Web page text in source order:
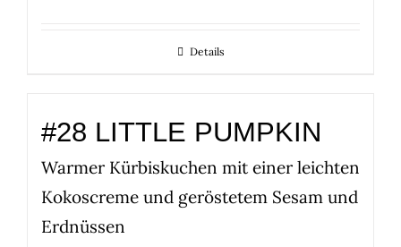
Details
#28 LITTLE PUMPKIN
Warmer Kürbiskuchen mit einer leichten
Kokoscreme und geröstetem Sesam und
Erdnüssen